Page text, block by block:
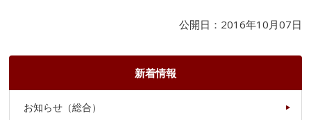
公開日：2016年10月07日
新着情報
お知らせ（総合）